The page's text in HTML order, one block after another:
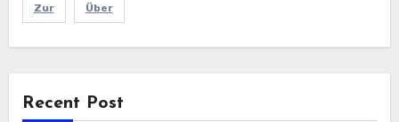
Zur Über
Recent Post